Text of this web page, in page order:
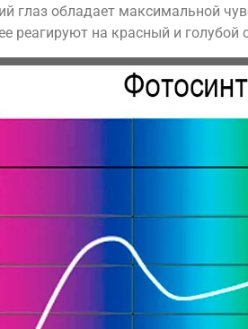
глаз обладает максимальной
реагируют на красный и голубой